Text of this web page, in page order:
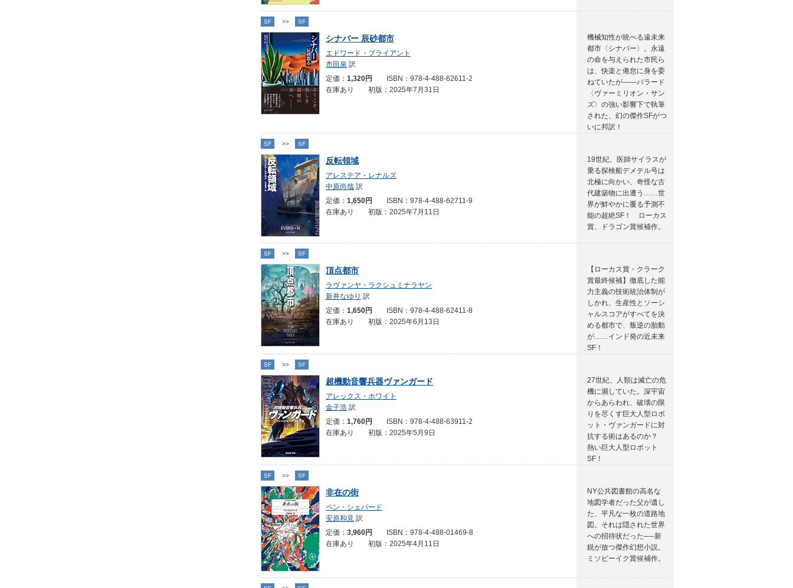
SF >> SF
シナバー 辰砂都市
エドワード・ブライアント
市田泉 訳
定価： 1,320円
ISBN：978-4-488-62611-2
在庫あり 初版：2025年7月31日
機械知性が統べる遠未来
都市〈シナバー〉。永遠
の命を与えられた市民ら
は、快楽と倦怠に身を委
ねていたが――バラード
〈ヴァーミリオン・サン
ズ〉の強い影響下で執筆
された、幻の傑作SFがつ
いに邦訳！
SF >> SF
反転領域
アレステア・レナルズ
中原尚哉 訳
定価： 1,650円
ISBN：978-4-488-62711-9
在庫あり 初版：2025年7月11日
19世紀、医師サイラスが
乗る探検船デメテル号は
北極に向かい、奇怪な古
代建築物に出遭う……世
界が鮮やかに覆る予測不
能の超絶SF！ ローカス
賞、ドラゴン賞候補作。
SF >> SF
頂点都市
ラヴァンヤ・ラクシュミナラヤン
新井なゆり 訳
定価： 1,650円
ISBN：978-4-488-62411-8
在庫あり 初版：2025年6月13日
【ローカス賞・クラーク
賞最終候補】徹底した能
力主義の技術統治体制が
しかれ、生産性とソーシ
ャルスコアがすべてを決
める都市で、叛逆の胎動
が……インド発の近未来
SF！
SF >> SF
超機動音響兵器ヴァンガード
アレックス・ホワイト
金子浩 訳
定価： 1,760円
ISBN：978-4-488-63911-2
在庫あり 初版：2025年5月9日
27世紀、人類は滅亡の危
機に瀕していた。深宇宙
からあらわれ、破壊の限
りを尽くす巨大人型ロボ
ット・ヴァンガードに対
抗する術はあるのか？
熱い巨大人型ロボット
SF！
SF >> SF
非在の街
ペン・シェパード
安原和見 訳
定価： 3,960円
ISBN：978-4-488-01469-8
在庫あり 初版：2025年4月11日
NY公共図書館の高名な
地図学者だった父が遺し
た、平凡な一枚の道路地
図。それは隠された世界
への招待状だった──新
鋭が放つ傑作幻想小説。
ミソピーイク賞候補作。